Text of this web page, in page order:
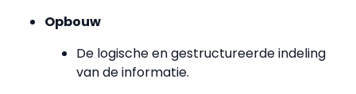
Opbouw
De logische en gestructureerde indeling
van de informatie.